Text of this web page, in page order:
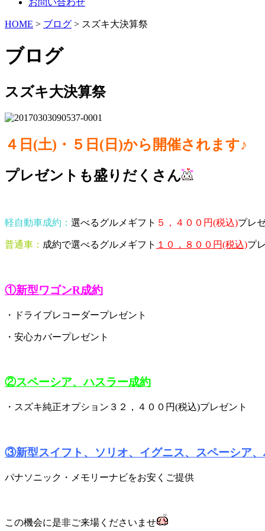
HOME > ブログ > スズキ大決算祭
ブログ
スズキ大決算祭
４日(土)・５日(日)から開催されます♪
プレゼントも盛りだくさん
軽自動車成約： 選べるグルメギフト ５，４００円(税込)プレ
普通車： 成約で選べるグルメギフト １０，８００円(税込)プ
①新型ワゴンR成約
・ドライブレコーダープレゼント
・安心カバープレゼント
②スペーシア、ハスラー成約
・スズキ純正オプション３２，４００円(税込)プレゼント
③新型スイフト、ソリオ、イグニス、スペーシア
パナソニック・メモリーナビをお安くご提供
この機会に是非ご来場くださいませ